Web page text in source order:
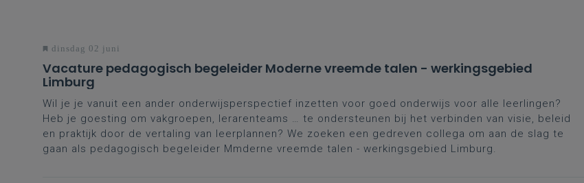
dinsdag 02 juni
Vacature pedagogisch begeleider Moderne vreemde talen - werkingsgebied
Limburg
Wil je je vanuit een ander onderwijsperspectief inzetten voor goed onderwijs voor alle leerlingen?
Heb je goesting om vakgroepen, lerarenteams … te ondersteunen bij het verbinden van visie, beleid
en praktijk door de vertaling van leerplannen? We zoeken een gedreven collega om aan de slag te
gaan als pedagogisch begeleider Mmderne vreemde talen - werkingsgebied Limburg.